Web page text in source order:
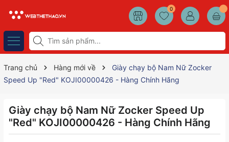
0
Trang chủ Hàng mới về
Giày chạy bộ Nam Nữ Zocker
Speed Up "Red" KOJI00000426 - Hàng Chính Hãng
Giày chạy bộ Nam Nữ Zocker Speed Up
"Red" KOJI00000426 - Hàng Chính Hãng